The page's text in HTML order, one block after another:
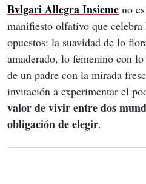
Bvlgari Allegra Insieme no
manifiesto olfativo que
opuestos: la suavidad de lo
amaderado, lo femenino con
de un padre con la mirada
invitación a experimentar el
valor de vivir entre dos
obligación de elegir.